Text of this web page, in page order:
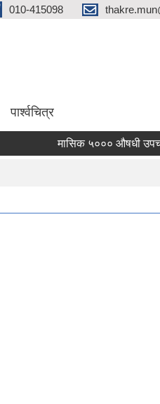
010-415098
पार्श्वचित्र
मासिक ५००० औषधी उपचार